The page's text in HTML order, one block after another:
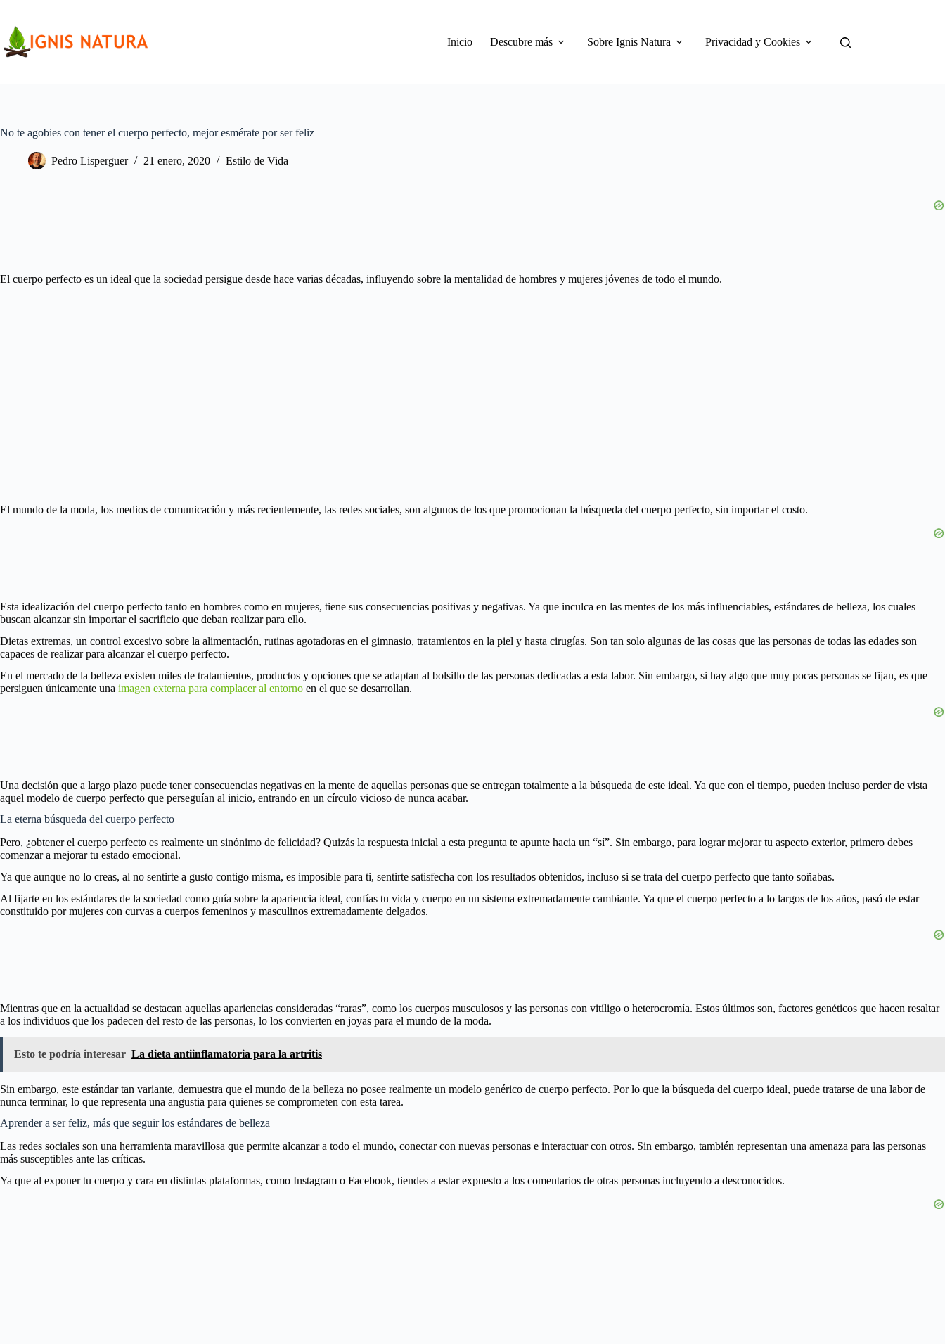
contenido
Inicio
Descubre más Sobre Ignis Natura Privacidad y Cookies
No te agobies con tener el cuerpo perfecto, mejor esmérate por ser feliz
Pedro Lisperguer 21 enero, 2020 Estilo de Vida
El cuerpo perfecto es un ideal que la sociedad persigue desde hace varias décadas, influyendo sobre la mentalidad de hombres y mujeres jóvenes de todo el mundo.
El mundo de la moda, los medios de comunicación y más recientemente, las redes sociales, son algunos de los que promocionan la búsqueda del cuerpo perfecto, sin importar el costo.
Esta idealización del cuerpo perfecto tanto en hombres como en mujeres, tiene sus consecuencias positivas y negativas. Ya que inculca en las mentes de los más influenciables, estándares de belleza, los cuales
buscan alcanzar sin importar el sacrificio que deban realizar para ello.
Dietas extremas, un control excesivo sobre la alimentación, rutinas agotadoras en el gimnasio, tratamientos en la piel y hasta cirugías. Son tan solo algunas de las cosas que las personas de todas las edades son
capaces de realizar para alcanzar el cuerpo perfecto.
En el mercado de la belleza existen miles de tratamientos, productos y opciones que se adaptan al bolsillo de las personas dedicadas a esta labor. Sin embargo, si hay algo que muy pocas personas se fijan, es que
persiguen únicamente una imagen externa para complacer al entorno en el que se desarrollan.
Una decisión que a largo plazo puede tener consecuencias negativas en la mente de aquellas personas que se entregan totalmente a la búsqueda de este ideal. Ya que con el tiempo, pueden incluso perder de vista
aquel modelo de cuerpo perfecto que perseguían al inicio, entrando en un círculo vicioso de nunca acabar.
La eterna búsqueda del cuerpo perfecto
Pero, ¿obtener el cuerpo perfecto es realmente un sinónimo de felicidad? Quizás la respuesta inicial a esta pregunta te apunte hacia un “sí”. Sin embargo, para lograr mejorar tu aspecto exterior, primero debes
comenzar a mejorar tu estado emocional.
Ya que aunque no lo creas, al no sentirte a gusto contigo misma, es imposible para ti, sentirte satisfecha con los resultados obtenidos, incluso si se trata del cuerpo perfecto que tanto soñabas.
Al fijarte en los estándares de la sociedad como guía sobre la apariencia ideal, confías tu vida y cuerpo en un sistema extremadamente cambiante. Ya que el cuerpo perfecto a lo largos de los años, pasó de estar
constituido por mujeres con curvas a cuerpos femeninos y masculinos extremadamente delgados.
Mientras que en la actualidad se destacan aquellas apariencias consideradas “raras”, como los cuerpos musculosos y las personas con vitíligo o heterocromía. Estos últimos son, factores genéticos que hacen resaltar
a los individuos que los padecen del resto de las personas, lo los convierten en joyas para el mundo de la moda.
Esto te podría interesar La dieta antiinflamatoria para la artritis
Sin embargo, este estándar tan variante, demuestra que el mundo de la belleza no posee realmente un modelo genérico de cuerpo perfecto. Por lo que la búsqueda del cuerpo ideal, puede tratarse de una labor de
nunca terminar, lo que representa una angustia para quienes se comprometen con esta tarea.
Aprender a ser feliz, más que seguir los estándares de belleza
Las redes sociales son una herramienta maravillosa que permite alcanzar a todo el mundo, conectar con nuevas personas e interactuar con otros. Sin embargo, también representan una amenaza para las personas
más susceptibles ante las críticas.
Ya que al exponer tu cuerpo y cara en distintas plataformas, como Instagram o Facebook, tiendes a estar expuesto a los comentarios de otras personas incluyendo a desconocidos.